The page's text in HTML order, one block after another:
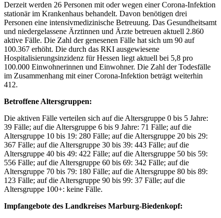
Derzeit werden 26 Personen mit oder wegen einer Corona-Infektion
stationär im Krankenhaus behandelt. Davon benötigen drei
Personen eine intensivmedizinische Betreuung. Das Gesundheitsamt
und niedergelassene Ärztinnen und Ärzte betreuen aktuell 2.860
aktive Fälle. Die Zahl der genesenen Fälle hat sich um 90 auf
100.367 erhöht. Die durch das RKI ausgewiesene
Hospitalisierungsinzidenz für Hessen liegt aktuell bei 5,8 pro
100.000 Einwohnerinnen und Einwohner. Die Zahl der Todesfälle
im Zusammenhang mit einer Corona-Infektion beträgt weiterhin
412.
Betroffene Altersgruppen:
Die aktiven Fälle verteilen sich auf die Altersgruppe 0 bis 5 Jahre:
39 Fälle; auf die Altersgruppe 6 bis 9 Jahre: 71 Fälle; auf die
Altersgruppe 10 bis 19: 280 Fälle; auf die Altersgruppe 20 bis 29:
367 Fälle; auf die Altersgruppe 30 bis 39: 443 Fälle; auf die
Altersgruppe 40 bis 49: 422 Fälle; auf die Altersgruppe 50 bis 59:
556 Fälle; auf die Altersgruppe 60 bis 69: 342 Fälle; auf die
Altersgruppe 70 bis 79: 180 Fälle; auf die Altersgruppe 80 bis 89:
123 Fälle; auf die Altersgruppe 90 bis 99: 37 Fälle; auf die
Altersgruppe 100+: keine Fälle.
Impfangebote des Landkreises Marburg-Biedenkopf: